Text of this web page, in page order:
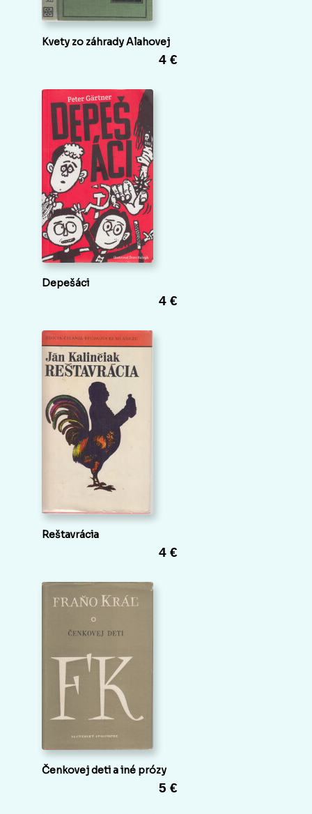
Kvety zo záhrady Alahovej
4 €
Depešáci
4 €
Reštavrácia
4 €
Čenkovej deti a iné prózy
5 €